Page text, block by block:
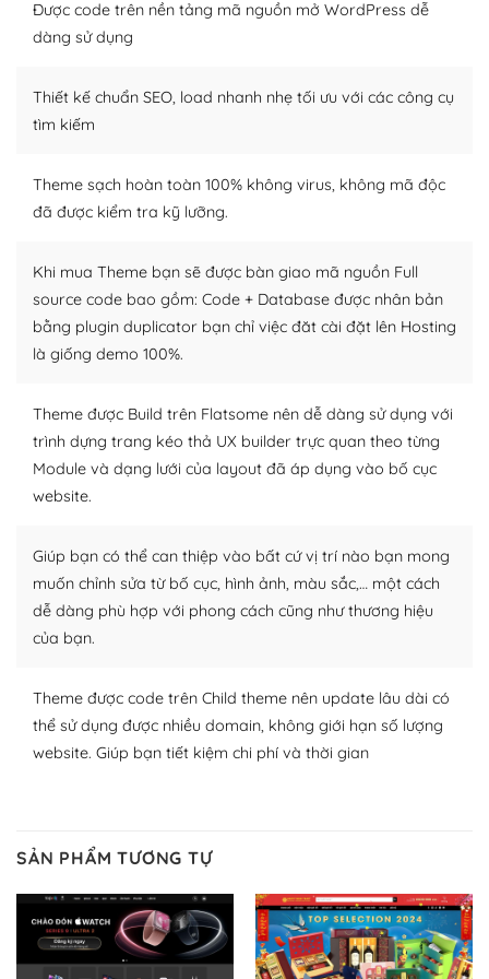
thiết kế tốt, bạn có thể tự sửa đổi. Nếu không bạn có thể
tìm kiếm chúng trên Internet hoặc nhờ chuyên gia.
– Sở hữu một cộng đồng lớn, sẵn sàng hỗ trợ
khổng lồ được kiểm duyệt bởi các nhân viên và những
người cuồng tín WordPress.
Nếu bạn gặp khó khăn, bạn có thể lên mạng và tìm
kiếm những cộng đồng WordPress, họ sẽ giúp bạn trả
lời, giải đáp vấn đề của bạn.
Cộng đồng sử dụng WordPress sẵn sàng hỗ trợ bạn
– Đa dạng plugin và themes
Plugin mở rộng là thành phần cài đặt thêm vào
WordPress để tăng thêm các tính năng cần thiết. Có
nhiều plugin trả phí hoặc miễn phí.
Nhờ lượng người dùng đông đảo, thư viện themes và
plugin của WordPress rất phong phú. Bạn có thể thỏa
thích chọn lựa plugin và themes phù hợp cho mục đích
lập website của mình.
– Dễ sử dụng
Với mọi Hosting bất kỳ thì WordPress đều có thể dễ
Và bạn có toàn quyền tự do khi quyết định nơi lưu trữ
trang web WordPress của bạn.
Dễ dàng lựa chọn Hosting cho website WordPress
Được code trên nền tảng mã nguồn mở WordPress dễ
dàng sử dụng
Thiết kế chuẩn SEO, load nhanh nhẹ tối ưu với các công cụ
tìm kiếm
Theme sạch hoàn toàn 100% không virus, không mã độc
đã được kiểm tra kỹ lưỡng.
Khi mua Theme bạn sẽ được bàn giao mã nguồn Full
source code bao gồm: Code + Database được nhân bản
bằng plugin duplicator bạn chỉ việc đăt cài đặt lên Hosting
là giống demo 100%.
Theme được Build trên Flatsome nên dễ dàng sử dụng với
trình dựng trang kéo thả UX builder trực quan theo từng
Module và dạng lưới của layout đã áp dụng vào bố cục
website.
Giúp bạn có thể can thiệp vào bất cứ vị trí nào bạn mong
muốn chỉnh sửa từ bố cục, hình ảnh, màu sắc,… một cách
dễ dàng phù hợp với phong cách cũng như thương hiệu
của bạn.
Theme được code trên Child theme nên update lâu dài có
thể sử dụng được nhiều domain, không giới hạn số lượng
website. Giúp bạn tiết kiệm chi phí và thời gian
SẢN PHẨM TƯƠNG TỰ